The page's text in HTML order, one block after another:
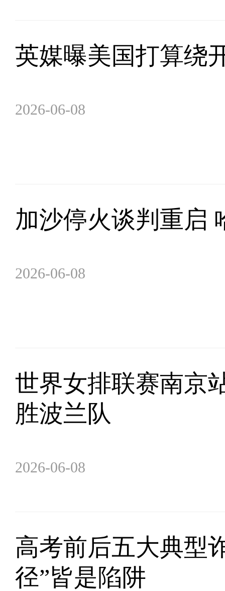
英媒曝美国打算绕
2026-06-08
加沙停火谈判重启
2026-06-08
世界女排联赛南京
胜波兰队
2026-06-08
高考前后五大典型
径”皆是陷阱